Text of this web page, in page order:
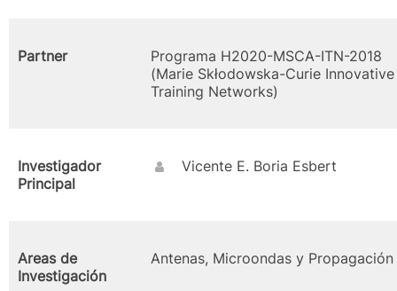
Partner
Programa H2020-MSCA-ITN-2018
(Marie Skłodowska-Curie Innovative
Training Networks)
Investigador
Principal
Vicente E. Boria Esbert
Areas de
Investigación
Antenas, Microondas y Propagación